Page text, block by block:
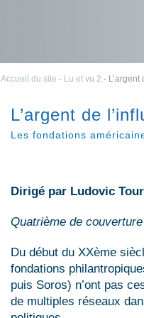
Accueil du site - Lu et vu 2 - L’argent
L’argent de
Les fondations
Dirigé par Ludovic
Quatrième de couverture
Du début du XXème
fondations
puis Soros) n’ont pas
de multiples réseaux